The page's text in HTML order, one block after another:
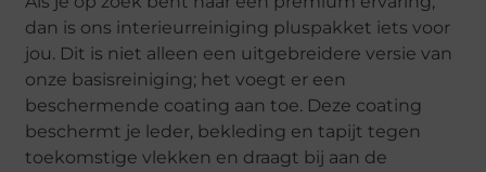
dan is ons interieurreiniging pluspakket iets voor
jou. Dit is niet alleen een uitgebreidere versie van
onze basisreiniging; het voegt er een
beschermende coating aan toe. Deze coating
beschermt je leder, bekleding en tapijt tegen
toekomstige vlekken en draagt bij aan de